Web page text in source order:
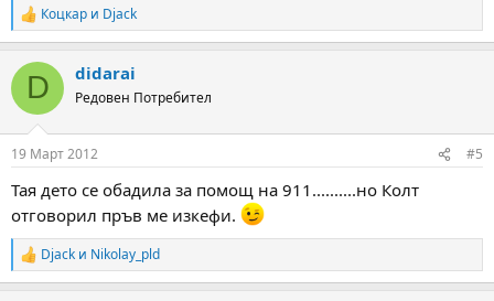
R
e
c
i
n
s
Коцкар и Djack
D didarai
Редовен Потребител
19 Март 2012 #5
Тая дето се обадила за помощ на 911..........но Колт
отговорил пръв ме изкефи.
R
e
Djack и Nikolay_pld